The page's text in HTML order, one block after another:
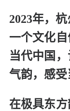
2023年，
一个文化
当代中国
气韵，感受
在极具东